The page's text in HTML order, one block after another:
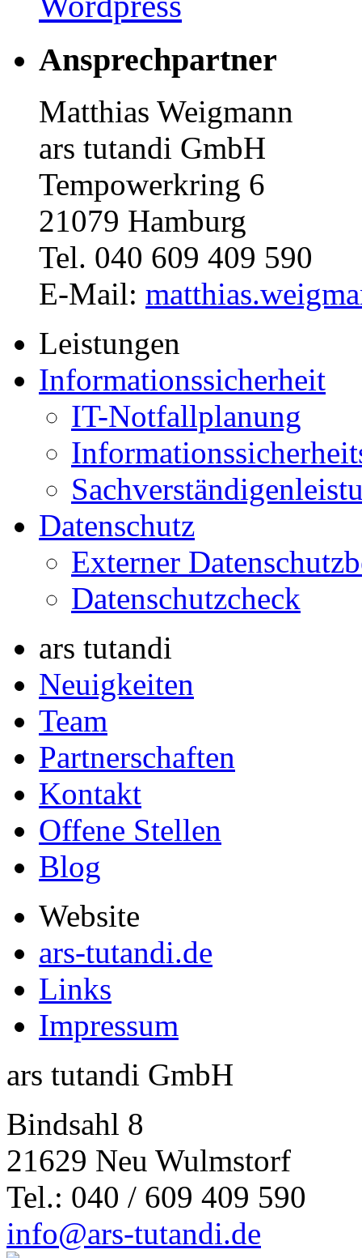
Ansprechpartner
Matthias Weigmann
ars tutandi GmbH
Tempowerkring 6
21079 Hamburg
Tel. 040 609 409 590
E-Mail:
Leistungen
Informationssicherheit
IT-Notfallplanung
Datenschutz
Externer
Datenschutzcheck
ars tutandi
Neuigkeiten
Team
Partnerschaften
Kontakt
Offene Stellen
Blog
Website
ars-tutandi.de
Links
Impressum
ars tutandi GmbH
Bindsahl 8
21629 Neu Wulmstorf
Tel.: 040 / 609 409 590
info@ars-tutandi.de